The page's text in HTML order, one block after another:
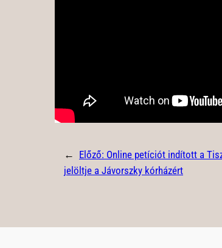
← Előző: Online petíciót indított a
jelöltje a Jávorszky kórházért